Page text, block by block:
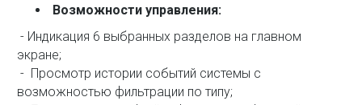
Возможности управления:
- Индикация 6 выбранных разделов на главном
экране;
- Просмотр истории событий системы с
возможностью фильтрации по типу;